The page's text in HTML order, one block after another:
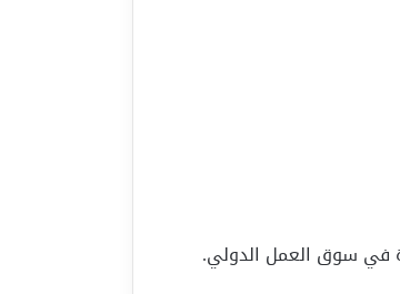
في سوق العمل الدولي.